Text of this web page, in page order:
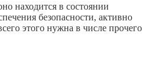
находится в состоянии
безопасности, активно
этого нужна в числе прочего